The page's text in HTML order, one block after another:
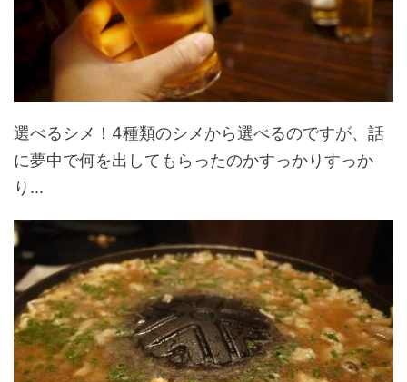
選べるシメ！4種類のシメから選べるのですが、話
に夢中で何を出してもらったのかすっかりすっか
り...